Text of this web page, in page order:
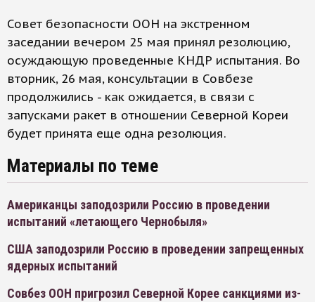
Совет безопасности ООН на экстренном
заседании вечером 25 мая принял резолюцию,
осуждающую проведенные КНДР испытания. Во
вторник, 26 мая, консультации в Совбезе
продолжились - как ожидается, в связи с
запусками ракет в отношении Северной Кореи
будет принята еще одна резолюция.
Материалы по теме
Американцы заподозрили Россию в проведении
испытаний «летающего Чернобыля»
США заподозрили Россию в проведении запрещенных
ядерных испытаний
Совбез ООН пригрозил Северной Корее санкциями из-